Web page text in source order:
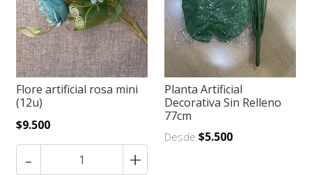
Flore artificial rosa mini
(12u)
$9.500
- +
Planta Artificial
Decorativa Sin Relleno
77cm
Desde $5.500